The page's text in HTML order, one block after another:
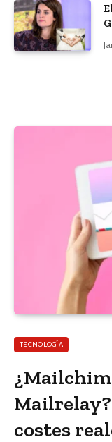
TECNOLOGÍA
costes